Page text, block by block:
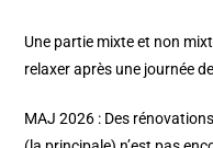
Une partie mixte et non
relaxer après une journée
MAJ 2026 : Des